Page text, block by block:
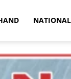
NATIONAL